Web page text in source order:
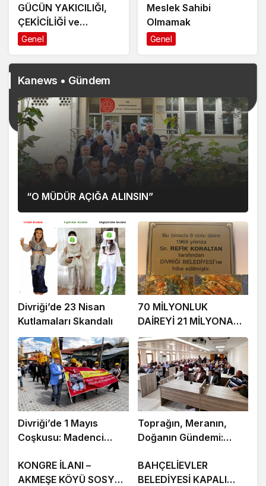
GÜCÜN YAKICILIĞI,
ÇEKİCİLİĞİ ve
KONTROL
ÖNEMİ
Genel
Meslek Sahibi
Olmamak
Genel
Kanews • Gündem
“O MÜDÜR AÇIĞA ALINSIN”
Divriği’de 23 Nisan
Kutlamaları Skandalı
70 MİLYONLUK
DAİREYİ 21 MİLYONA
SATTI
Divriği’de 1 Mayıs
Coşkusu: Madenci
Damga Vurdu
Toprağın, Meranın,
Doğanın Gündemi:
KONUŞULDU
KONGRE İLANI –
AKMEŞE KÖYÜ SOSYAL
BAHÇELİEVLER
BELEDİYESİ KAPALI